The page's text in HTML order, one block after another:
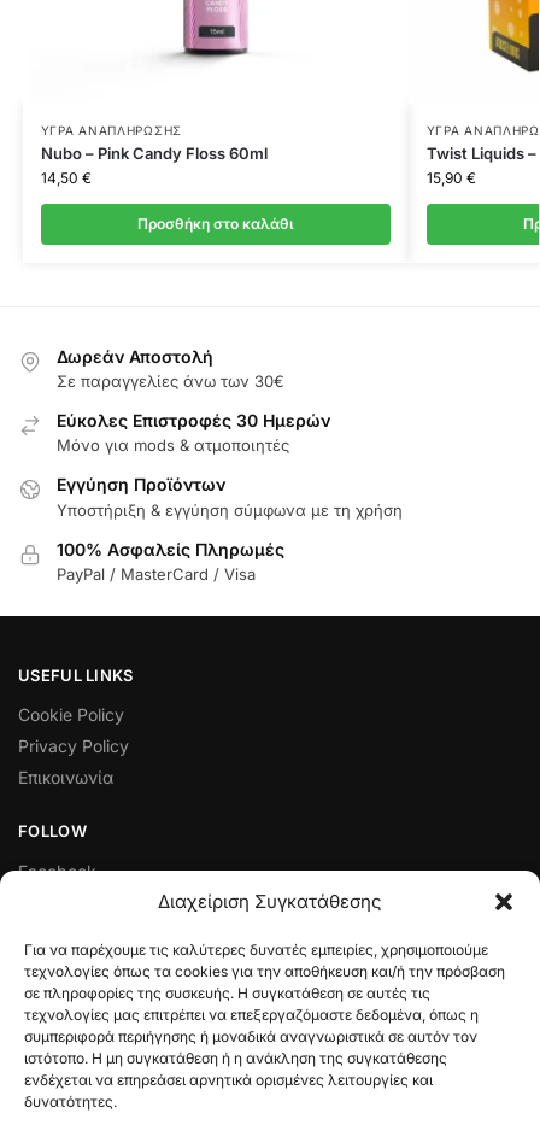
Διαχείριση Συγκατάθεσης
Για να παρέχουμε τις καλύτερες δυνατές εμπειρίες, χρησιμοποιούμε
τεχνολογίες όπως τα cookies για την αποθήκευση και/ή την πρόσβαση
σε πληροφορίες της συσκευής. Η συγκατάθεση σε αυτές τις
τεχνολογίες μας επιτρέπει να επεξεργαζόμαστε δεδομένα, όπως η
συμπεριφορά περιήγησης ή μοναδικά αναγνωριστικά σε αυτόν τον
ιστότοπο. Η μη συγκατάθεση ή η ανάκληση της συγκατάθεσης
ενδέχεται να επηρεάσει αρνητικά ορισμένες λειτουργίες και
δυνατότητες.
ΥΓΡΆ ΑΝΑΠΛΉΡΩΣΗΣ
Nubo – Pink Candy Floss 60ml
14,50 €
Προσθήκη στο καλάθι
ΥΓΡΆ
Twist Liquids
15,90 €
Δωρεάν Αποστολή
Σε παραγγελίες άνω των 30€
Εύκολες Επιστροφές 30 Ημερών
Μόνο για mods & ατμοποιητές
Εγγύηση Προϊόντων
Υποστήριξη & εγγύηση σύμφωνα με τη χρήση
100% Ασφαλείς Πληρωμές
PayPal / MasterCard / Visa
USEFUL LINKS
Cookie Policy
Privacy Policy
Επικοινωνία
FOLLOW
Facebook
ΠΟΛΙΤΙΚΈΣ ΛΕΙΤΟΥΡΓΊΑΣ ΚΑΙ ΔΙΑΧΕΊΡΙΣΗΣ ΣΥΝΑΛΛΑΓΏΝ
Πολιτική Ελαττωματικού Προϊόντος
Τρόποι Πληρωμής
Όροι & Προϋποθέσεις
Πολιτική Επιστροφών